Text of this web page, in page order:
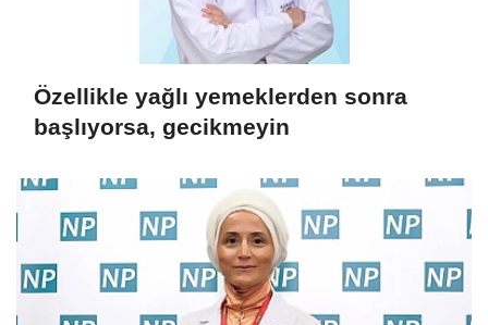
Özellikle yağlı yemeklerden sonra
başlıyorsa, gecikmeyin